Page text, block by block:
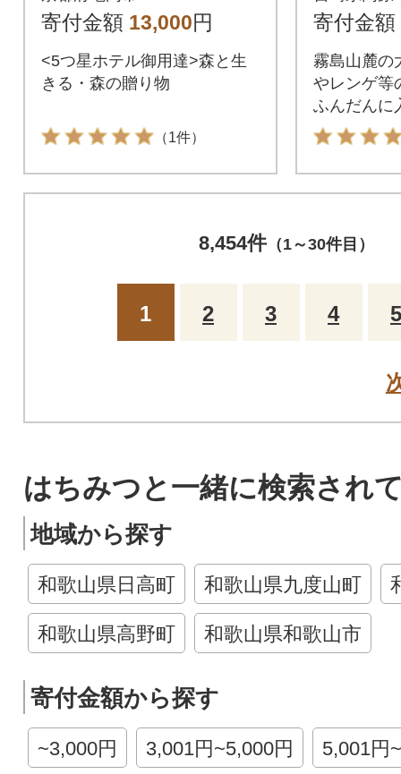
oney Woods≫
寄付金額 13,000円
<5つ星ホテル御用達>森と生
きる・森の贈り物
（1件）
寄付金額
霧島山麓の
やレンゲ等
ふんだんに
したら忘れ
8,454件（1～30件目）
1 2 3 4 5
はちみつと一緒に検索され
地域から探す
和歌山県日高町 和歌山県九度山町
和歌山県高野町 和歌山県和歌山市
寄付金額から探す
~3,000円 3,001円~5,000円 5,001円